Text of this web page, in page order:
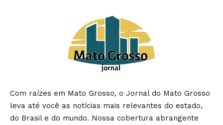
Com raízes em Mato Grosso, o Jornal do Mato Grosso
leva até você as notícias mais relevantes do estado,
do Brasil e do mundo. Nossa cobertura abrangente